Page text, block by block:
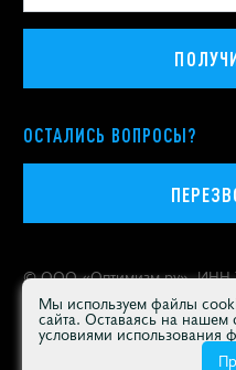
ОСТАЛИСЬ ВОПРОСЫ?
© ООО «Оптимизм.ру», ИНН
Политика
Москва,Покровский
Продвигаем бренды с 2000
Мы используем файлы
сайта. Оставаясь на нашем
условиями использования